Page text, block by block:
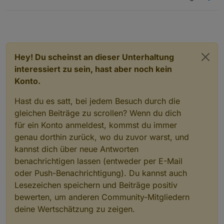
libc-dev-bin/stable,stable-security 2.36-
libc-l10n/stable,stable-security 2.36-
libc6-dev/stable,stable-security 2.36-
libc6/stable,stable-security 2.36-9+deb12u7
libcryptsetup12/stable 2:2.6.1-4~deb12u2
libdbus-1-dev/stable 1.14.10-1~deb12u1 amd64
libfdisk1/stable,stable-security 2.38.1-
libfreetype-dev/stable 2.12.1+dfsg-5+deb12u3
libfreetype6/stable 2.12.1+dfsg-5+deb12u3
libgdk-pixbuf-2.0-0/stable 2.42.10+dfsg-
libgdk-pixbuf-2.0-dev/stable 2.42.10+dfsg-
libgdk-pixbuf2.0-bin/stable 2.42.10+dfsg-
libgdk-pixbuf2.0-common/stable 2.42.10+dfsg-
libglib2.0-0/stable 2.74.6-2+deb12u3 amd64
libglib2.0-bin/stable 2.74.6-2+deb12u3 amd64
libglib2.0-data/stable 2.74.6-2+deb12u3 all
libglib2.0-dev-bin/stable 2.74.6-2+deb12u3
Hey! Du scheinst an dieser Unterhaltung
interessiert zu sein, hast aber noch kein
Konto.
Hast du es satt, bei jedem Besuch durch die
gleichen Beiträge zu scrollen? Wenn du dich
für ein Konto anmeldest, kommst du immer
genau dorthin zurück, wo du zuvor warst, und
kannst dich über neue Antworten
benachrichtigen lassen (entweder per E-Mail
oder Push-Benachrichtigung). Du kannst auch
Lesezeichen speichern und Beiträge positiv
bewerten, um anderen Community-Mitgliedern
deine Wertschätzung zu zeigen.